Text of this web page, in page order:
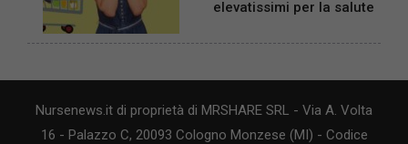
elevatissimi per la salute
Nursenews.it di proprietà di MRSHARE SRL - Via A. Volta
16 - Palazzo C, 20093 Cologno Monzese (MI) - Codice